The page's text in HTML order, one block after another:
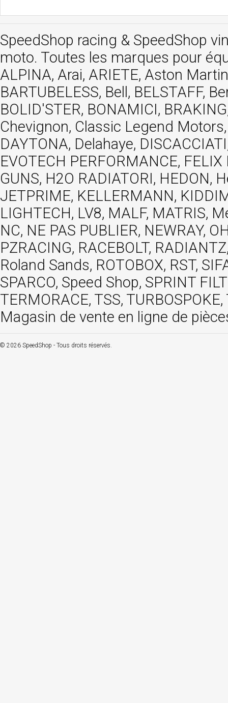
SpeedShop racing & SpeedShop
moto. Toutes les marques pour
ALPINA, Arai, ARIETE, Aston
BARTUBELESS, Bell, BELSTAFF,
BOLID'STER, BONAMICI,
Chevignon, Classic Legend
DAYTONA, Delahaye,
EVOTECH PERFORMANCE,
GUNS, H2O RADIATORI, HEDON,
JETPRIME, KELLERMANN,
LIGHTECH, LV8, MALF, MATRIS,
NC, NE PAS PUBLIER, NEWRAY,
PZRACING, RACEBOLT,
Roland Sands, ROTOBOX, RST,
SPARCO, Speed Shop, SPRINT
TERMORACE, TSS,
Magasin de vente en ligne de
© 2026 SpeedShop - Tous droits réservés.